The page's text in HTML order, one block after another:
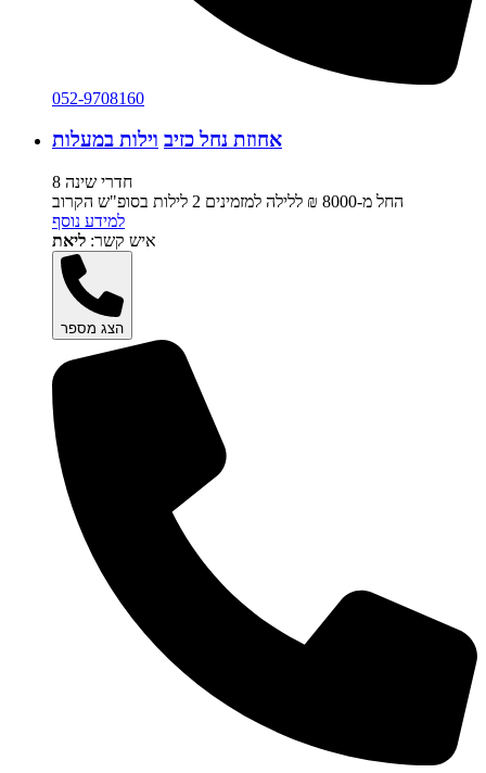
052-9708160
אחוזת נחל כזיב וילות במעלות
8 חדרי שינה
החל מ-‏8000 ₪ ללילה למזמינים 2 לילות בסופ"ש הקרוב
למידע נוסף
איש קשר: ליאת
הצג מספר